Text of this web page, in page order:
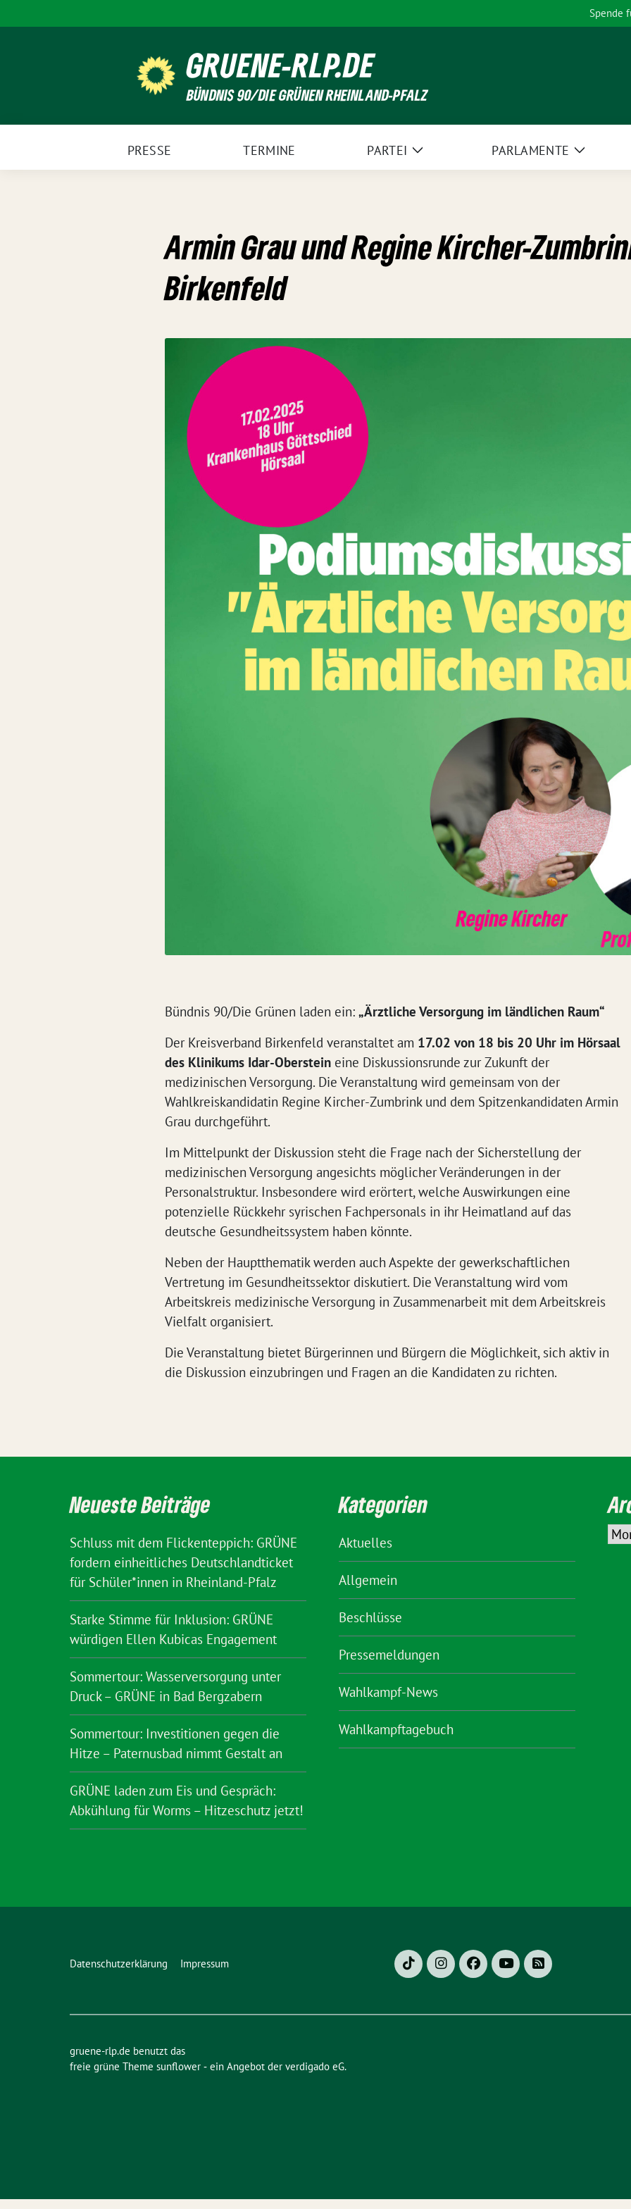
zum
Spende
GRUENE-RLP.DE
BÜNDNIS 90/DIE GRÜNEN RHEINLAND-PFALZ
PRESSE TERMINE PARTEI
Zeige
PARLAMENTE
Zeige
Armin Grau und Regine Kircher-
Birkenfeld
Bündnis 90/Die Grünen laden ein: „Ärztliche Versorgung im ländlichen Raum“
Der Kreisverband Birkenfeld veranstaltet am 17.02 von 18 bis 20 Uhr im Hörsaal
des Klinikums Idar-Oberstein eine Diskussionsrunde zur Zukunft der
medizinischen Versorgung. Die Veranstaltung wird gemeinsam von der
Wahlkreiskandidatin Regine Kircher-Zumbrink und dem Spitzenkandidaten Armin
Grau durchgeführt.
Im Mittelpunkt der Diskussion steht die Frage nach der Sicherstellung der
medizinischen Versorgung angesichts möglicher Veränderungen in der
Personalstruktur. Insbesondere wird erörtert, welche Auswirkungen eine
potenzielle Rückkehr syrischen Fachpersonals in ihr Heimatland auf das
deutsche Gesundheitssystem haben könnte.
Neben der Hauptthematik werden auch Aspekte der gewerkschaftlichen
Vertretung im Gesundheitssektor diskutiert. Die Veranstaltung wird vom
Arbeitskreis medizinische Versorgung in Zusammenarbeit mit dem Arbeitskreis
Vielfalt organisiert.
Die Veranstaltung bietet Bürgerinnen und Bürgern die Möglichkeit, sich aktiv in
die Diskussion einzubringen und Fragen an die Kandidaten zu richten.
Neueste Beiträge
Schluss mit dem Flickenteppich: GRÜNE
fordern einheitliches Deutschlandticket
für Schüler*innen in Rheinland-Pfalz
Starke Stimme für Inklusion: GRÜNE
würdigen Ellen Kubicas Engagement
Sommertour: Wasserversorgung unter
Druck – GRÜNE in Bad Bergzabern
Sommertour: Investitionen gegen die
Hitze – Paternusbad nimmt Gestalt an
GRÜNE laden zum Eis und Gespräch:
Abkühlung für Worms – Hitzeschutz jetzt!
Kategorien
Aktuelles
Allgemein
Beschlüsse
Pressemeldungen
Wahlkampf-News
Wahlkampftagebuch
Datenschutzerklärung Impressum
gruene-rlp.de benutzt das
freie grüne Theme sunflower ‐ ein Angebot der verdigado eG.